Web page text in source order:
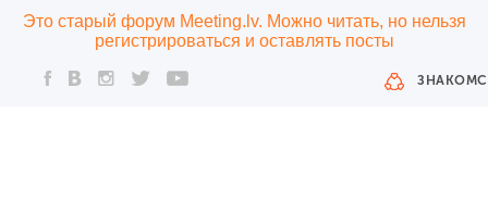
Это старый форум Meeting.lv. Можно читать, но нельзя
регистрироваться и оставлять посты